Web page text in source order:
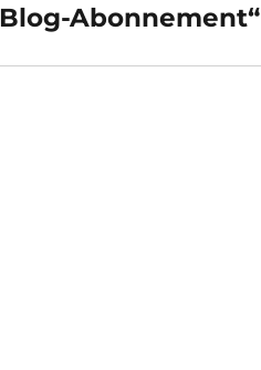
Abonnement“